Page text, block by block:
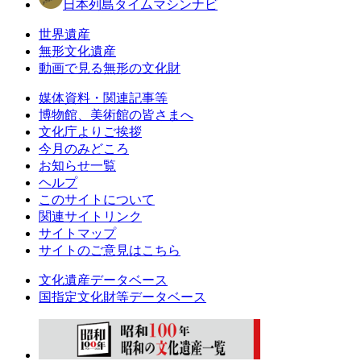
日本列島タイムマシンナビ
世界遺産
無形文化遺産
動画で見る無形の文化財
媒体資料・関連記事等
博物館、美術館の皆さまへ
文化庁よりご挨拶
今月のみどころ
お知らせ一覧
ヘルプ
このサイトについて
関連サイトリンク
サイトマップ
サイトのご意見はこちら
文化遺産データベース
国指定文化財等データベース